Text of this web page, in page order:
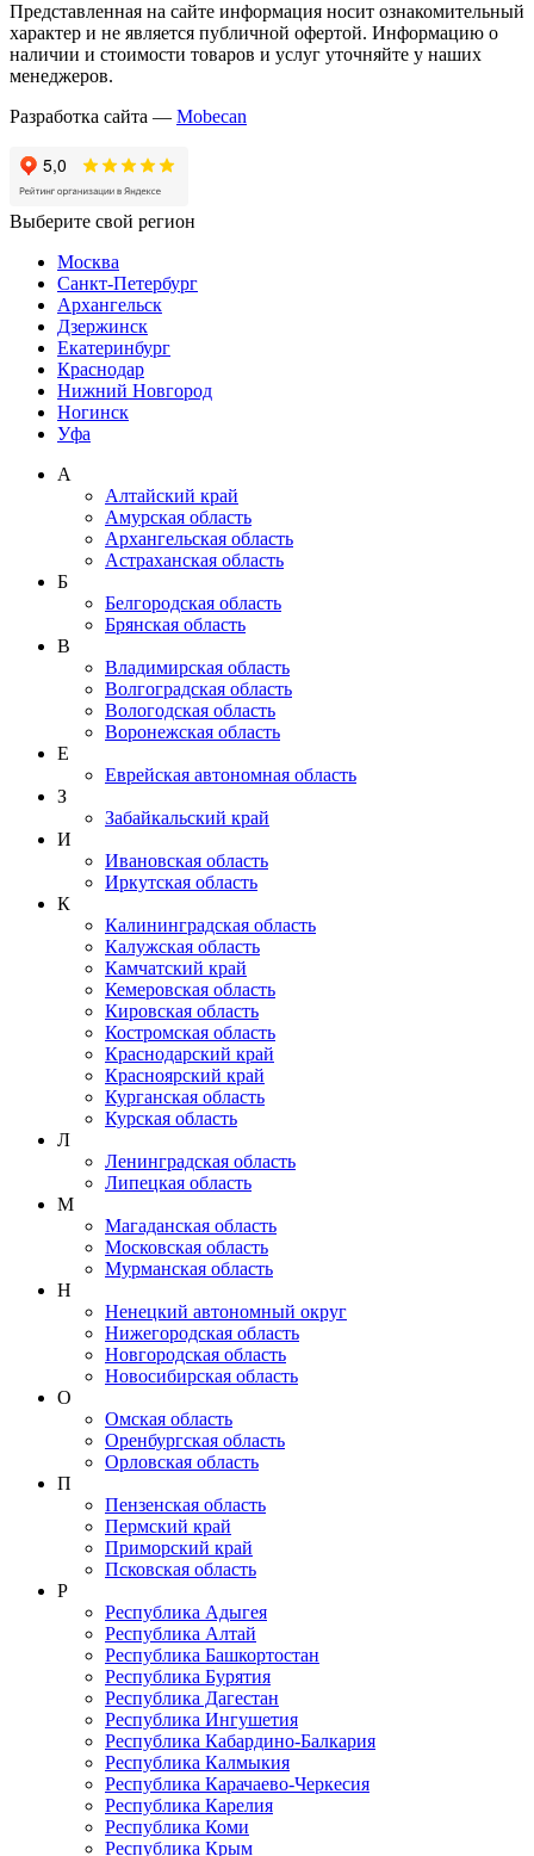
Представленная на сайте информация носит ознакомительный
характер и не является публичной офертой. Информацию о
наличии и стоимости товаров и услуг уточняйте у наших
менеджеров.
Разработка сайта — Mobecan
Выберите свой регион
Москва
Санкт-Петербург
Архангельск
Дзержинск
Екатеринбург
Краснодар
Нижний Новгород
Ногинск
Уфа
А
Алтайский край
Амурская область
Архангельская область
Астраханская область
Б
Белгородская область
Брянская область
В
Владимирская область
Волгоградская область
Вологодская область
Воронежская область
Е
Еврейская автономная область
З
Забайкальский край
И
Ивановская область
Иркутская область
К
Калининградская область
Калужская область
Камчатский край
Кемеровская область
Кировская область
Костромская область
Краснодарский край
Красноярский край
Курганская область
Курская область
Л
Ленинградская область
Липецкая область
М
Магаданская область
Московская область
Мурманская область
Н
Ненецкий автономный округ
Нижегородская область
Новгородская область
Новосибирская область
О
Омская область
Оренбургская область
Орловская область
П
Пензенская область
Пермский край
Приморский край
Псковская область
Р
Республика Адыгея
Республика Алтай
Республика Башкортостан
Республика Бурятия
Республика Дагестан
Республика Ингушетия
Республика Кабардино-Балкария
Республика Калмыкия
Республика Карачаево-Черкеcия
Республика Карелия
Республика Коми
Республика Крым